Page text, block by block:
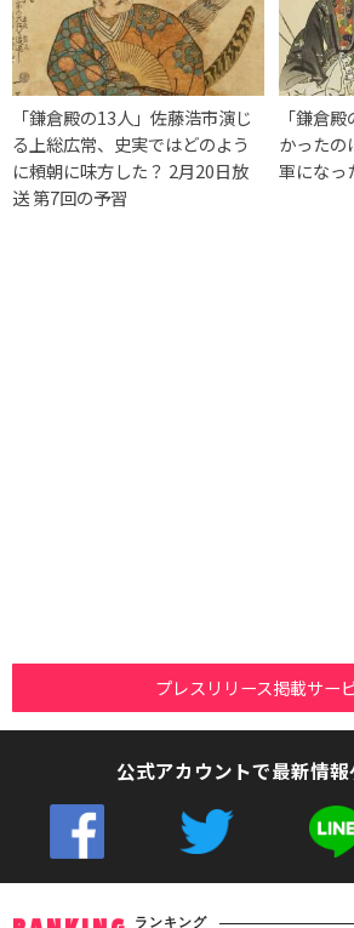
「鎌倉殿の13人」佐藤浩市演じ
る上総広常、史実ではどのよう
に頼朝に味方した？ 2月20日放
送 第7回の予習
「鎌倉
かった
軍になっ
プレスリリース掲載サー
公式アカウントで最新情報
ランキング